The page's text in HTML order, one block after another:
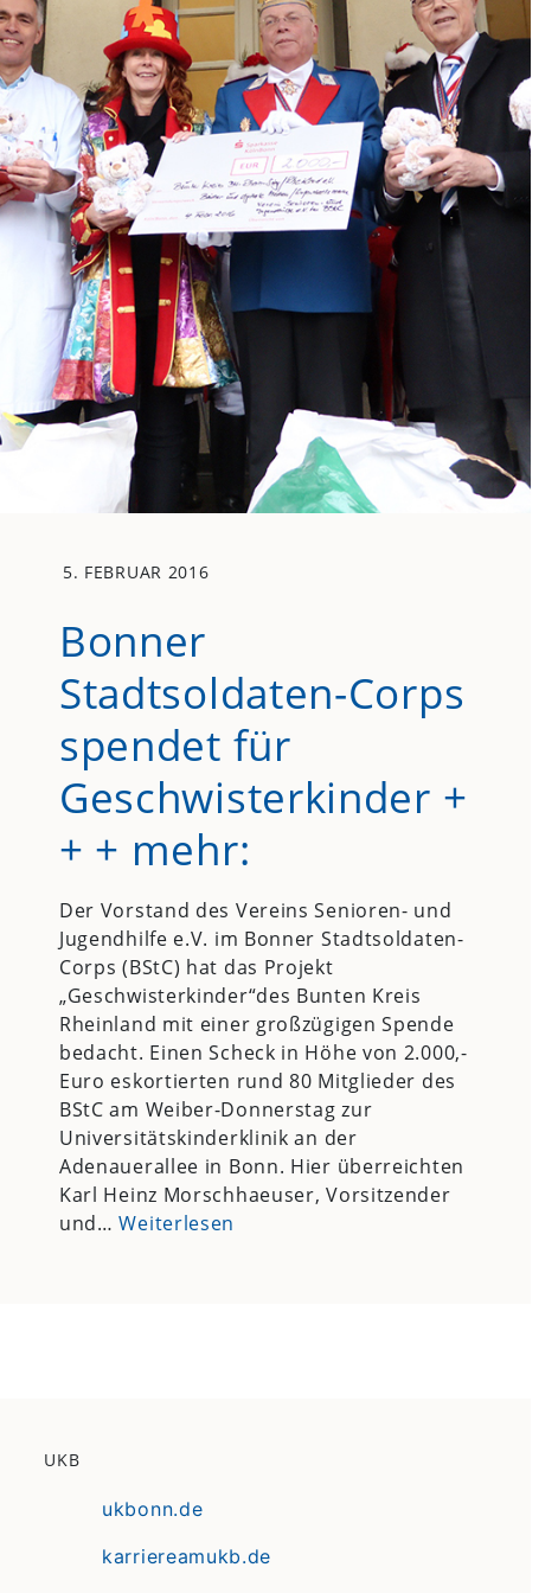
5. FEBRUAR 2016
Bonner
Stadtsoldaten-Corps
spendet für
Geschwisterkinder +
+ + mehr:
Der Vorstand des Vereins Senioren- und
Jugendhilfe e.V. im Bonner Stadtsoldaten-
Corps (BStC) hat das Projekt
„Geschwisterkinder“des Bunten Kreis
Rheinland mit einer großzügigen Spende
bedacht. Einen Scheck in Höhe von 2.000,-
Euro eskortierten rund 80 Mitglieder des
BStC am Weiber-Donnerstag zur
Universitätskinderklinik an der
Adenauerallee in Bonn. Hier überreichten
Karl Heinz Morschhaeuser, Vorsitzender
und…Weiterlesen
UKB
ukbonn.de
karriereamukb.de